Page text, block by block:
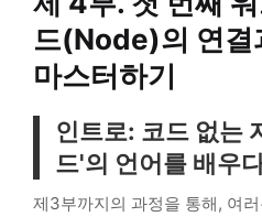
드(Node)의 연결
마스터하기
인트로: 코드 없는
드'의 언어를 배우
제3부까지의 과정을 통해, 여